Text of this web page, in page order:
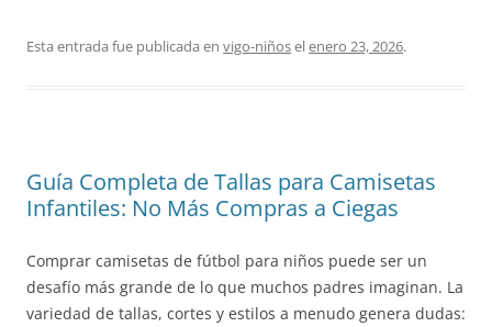
Esta entrada fue publicada en vigo-niñoselenero 23, 2026.
Guía Completa de Tallas para Camisetas
Infantiles: No Más Compras a Ciegas
Comprar camisetas de fútbol para niños puede ser un
desafío más grande de lo que muchos padres imaginan. La
variedad de tallas, cortes y estilos a menudo genera dudas: